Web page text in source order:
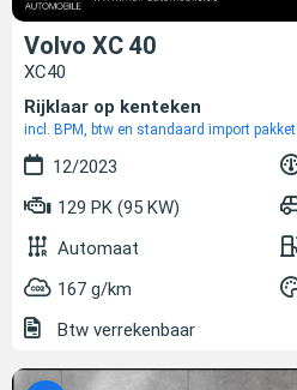
Volvo XC 40
XC40
Rijklaar op kenteken
incl. BPM, btw en standaard import pakket
12/2023
129 PK (95 KW)
Automaat
167 g/km
Btw verrekenbaar